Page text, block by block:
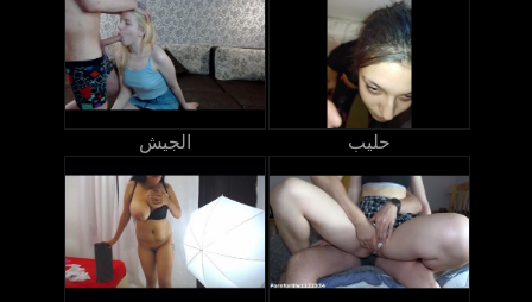
الجيش حليب